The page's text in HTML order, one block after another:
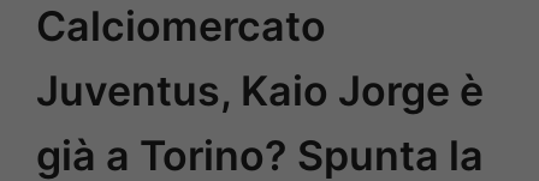
Calciomercato
Juventus, Kaio Jorge è
già a Torino? Spunta la